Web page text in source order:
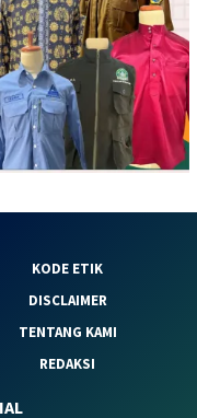
KODE ETIK
DISCLAIMER
TENTANG KAMI
REDAKSI